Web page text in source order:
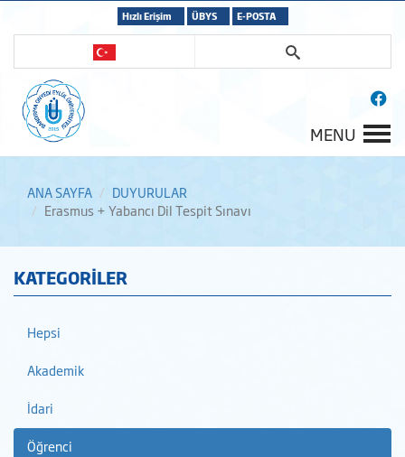
Hızlı Erişim ÜBYS E-POSTA
MENU
ANA SAYFA
DUYURULAR
Erasmus + Yabancı Dil Tespit Sınavı
KATEGORİLER
Hepsi
Akademik
İdari
Öğrenci